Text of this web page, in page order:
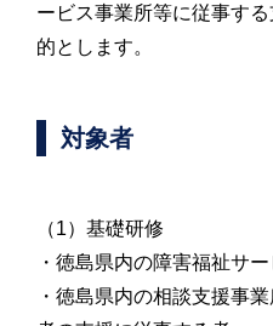
ービス事業所等に従事す
的とします。
対象者
（1）基礎研修
・徳島県内の障害福祉サ
・徳島県内の相談支援事